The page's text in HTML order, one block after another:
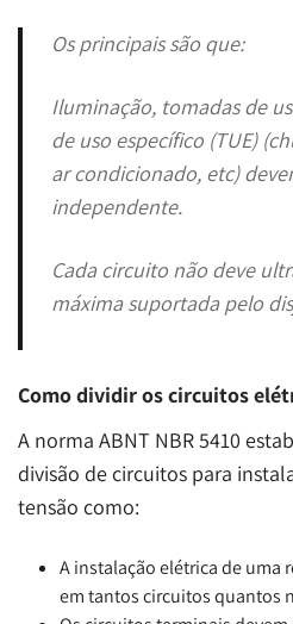
Os principais são que:
Iluminação, tomadas de
de uso específico (TUE)
ar condicionado, etc)
independente.
Cada circuito não deve
máxima suportada pelo
Como dividir os circuitos
A norma ABNT NBR 5410
divisão de circuitos para
tensão como:
A instalação elétrica de uma
em tantos circuitos quantos